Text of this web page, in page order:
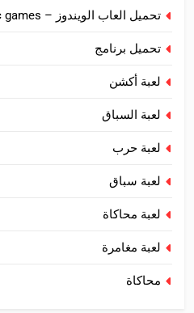
تحميل العاب الويندوز – download pc games
تحميل برنامج
لعبة أكشن
لعبة السباق
لعبة حرب
لعبة سباق
لعبة محاكاة
لعبة مغامرة
محاكاة